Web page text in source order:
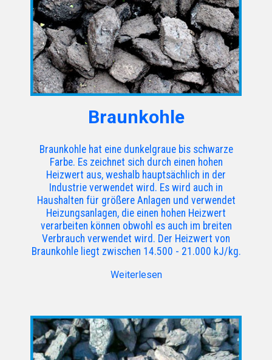
Braunkohle
Braunkohle hat eine dunkelgraue bis schwarze
Farbe. Es zeichnet sich durch einen hohen
Heizwert aus, weshalb hauptsächlich in der
Industrie verwendet wird. Es wird auch in
Haushalten für größere Anlagen und verwendet
Heizungsanlagen, die einen hohen Heizwert
verarbeiten können obwohl es auch im breiten
Verbrauch verwendet wird. Der Heizwert von
Braunkohle liegt zwischen 14.500 - 21.000 kJ/kg.
Weiterlesen